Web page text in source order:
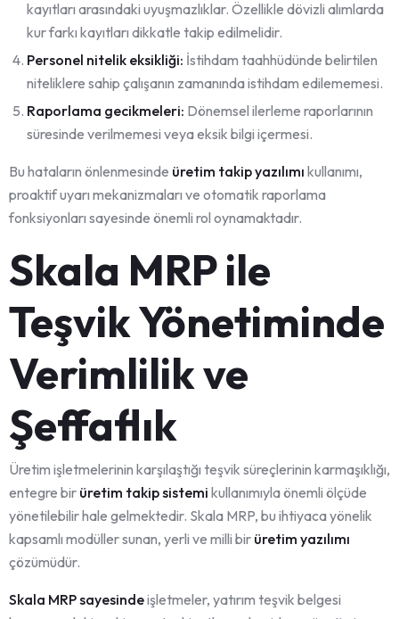
kayıtları arasındaki uyuşmazlıklar. Özellikle dövizli alımlarda
kur farkı kayıtları dikkatle takip edilmelidir.
Personel nitelik eksikliği: İstihdam taahhüdünde belirtilen
niteliklere sahip çalışanın zamanında istihdam edilememesi.
Raporlama gecikmeleri: Dönemsel ilerleme raporlarının
süresinde verilmemesi veya eksik bilgi içermesi.
Bu hataların önlenmesinde üretim takip yazılımı kullanımı,
proaktif uyarı mekanizmaları ve otomatik raporlama
fonksiyonları sayesinde önemli rol oynamaktadır.
Skala MRP ile
Teşvik Yönetiminde
Verimlilik ve
Şeffaflık
Üretim işletmelerinin karşılaştığı teşvik süreçlerinin karmaşıklığı,
entegre bir üretim takip sistemi kullanımıyla önemli ölçüde
yönetilebilir hale gelmektedir. Skala MRP, bu ihtiyaca yönelik
kapsamlı modüller sunan, yerli ve milli bir üretim yazılımı
çözümüdür.
Skala MRP sayesindeişletmeler, yatırım teşvik belgesi